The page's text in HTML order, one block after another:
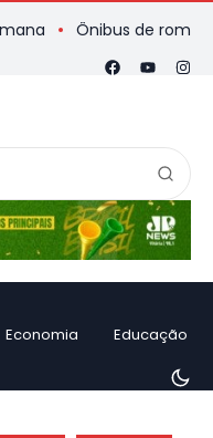
Ônibus de romeiros que
Economia Educação